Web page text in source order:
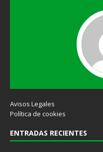
Avisos Legales
Política de cookies
ENTRADAS RECIENTES